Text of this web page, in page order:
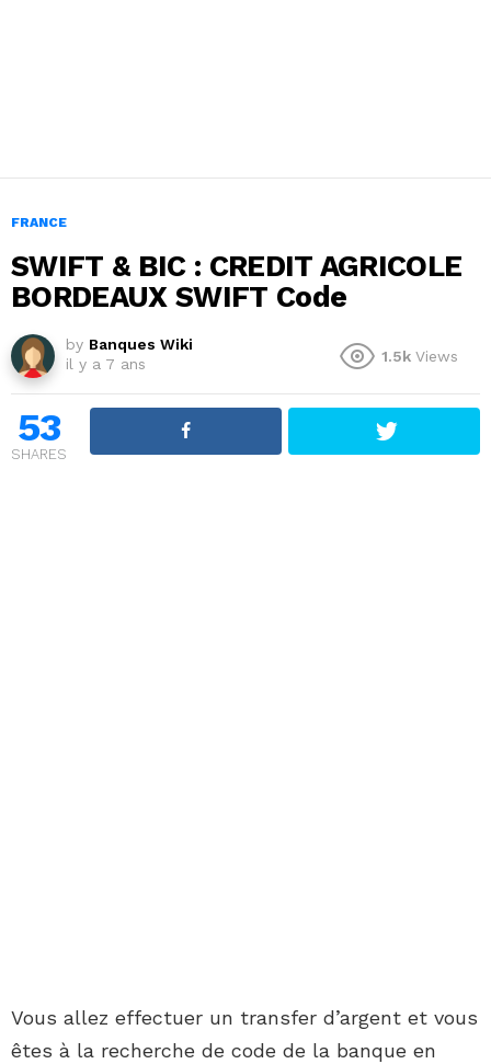
FRANCE
SWIFT & BIC : CREDIT AGRICOLE
BORDEAUX SWIFT Code
by Banques Wiki
il y a 7 ans
1.5k Views
53
SHARES
Vous allez effectuer un transfer d’argent et vous
êtes à la recherche de code de la banque en